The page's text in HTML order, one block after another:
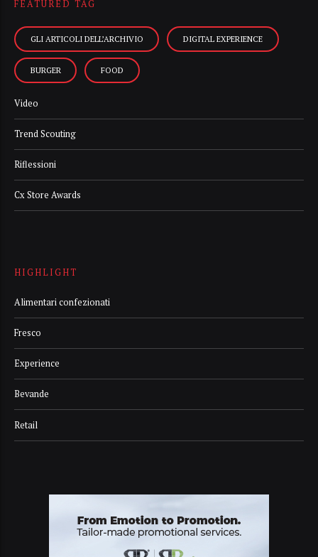
FEATURED TAG
GLI ARTICOLI DELL’ARCHIVIO DIGITAL EXPERIENCE
BURGER FOOD
Video
Trend Scouting
Riflessioni
Cx Store Awards
HIGHLIGHT
Alimentari confezionati
Fresco
Experience
Bevande
Retail